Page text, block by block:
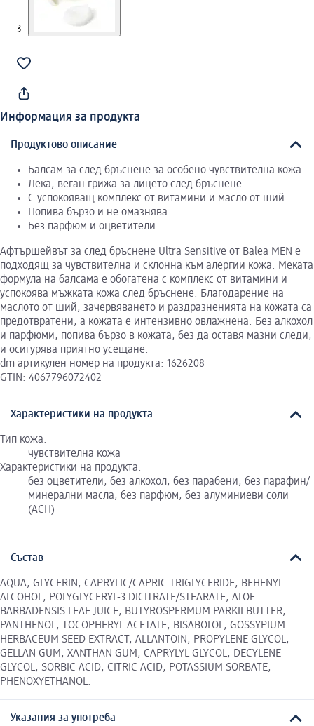
Информация за продукта
Продуктово описание
Балсам за след бръснене за особено чувствителна кожа
Лека, веган грижа за лицето след бръснене
С успокояващ комплекс от витамини и масло от ший
Попива бързо и не омазнява
Без парфюм и оцветители
Афтършейвът за след бръснене Ultra Sensitive от Balea MEN е
подходящ за чувствителна и склонна към алергии кожа. Меката
формула на балсама е обогатена с комплекс от витамини и
успокоява мъжката кожа след бръснене. Благодарение на
маслото от ший, зачервяването и раздразненията на кожата са
предотвратени, а кожата е интензивно овлажнена. Без алкохол
и парфюми, попива бързо в кожата, без да оставя мазни следи,
и осигурява приятно усещане.
dm артикулен номер на продукта: 1626208
GTIN: 4067796072402
Характеристики на продукта
Тип кожа:
чувствителна кожа
Характеристики на продукта:
без оцветители, без алкохол, без парабени, без парафин/
минерални масла, без парфюм, без алуминиеви соли
(ACH)
Състав
AQUA, GLYCERIN, CAPRYLIC/CAPRIC TRIGLYCERIDE, BEHENYL
ALCOHOL, POLYGLYCERYL-3 DICITRATE/STEARATE, ALOE
BARBADENSIS LEAF JUICE, BUTYROSPERMUM PARKII BUTTER,
PANTHENOL, TOCOPHERYL ACETATE, BISABOLOL, GOSSYPIUM
HERBACEUM SEED EXTRACT, ALLANTOIN, PROPYLENE GLYCOL,
GELLAN GUM, XANTHAN GUM, CAPRYLYL GLYCOL, DECYLENE
GLYCOL, SORBIC ACID, CITRIC ACID, POTASSIUM SORBATE,
PHENOXYETHANOL.
Указания за употреба